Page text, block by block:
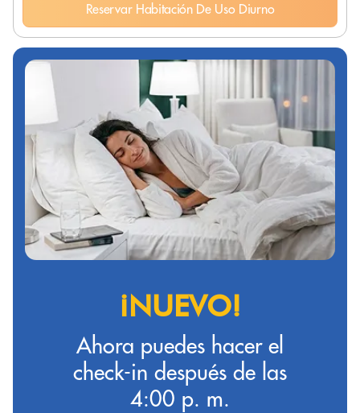
Reservar Habitación De Uso Diurno
¡NUEVO!
Ahora puedes hacer el
check-in después de las
4:00 p. m.